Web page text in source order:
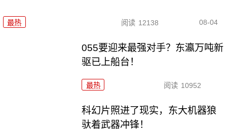
最热 阅读 12138 08-04
055要迎来最强对手？东瀛万吨新
驱已上船台！
最热 阅读 10952
科幻片照进了现实，东大机器狼
驮着武器冲锋！